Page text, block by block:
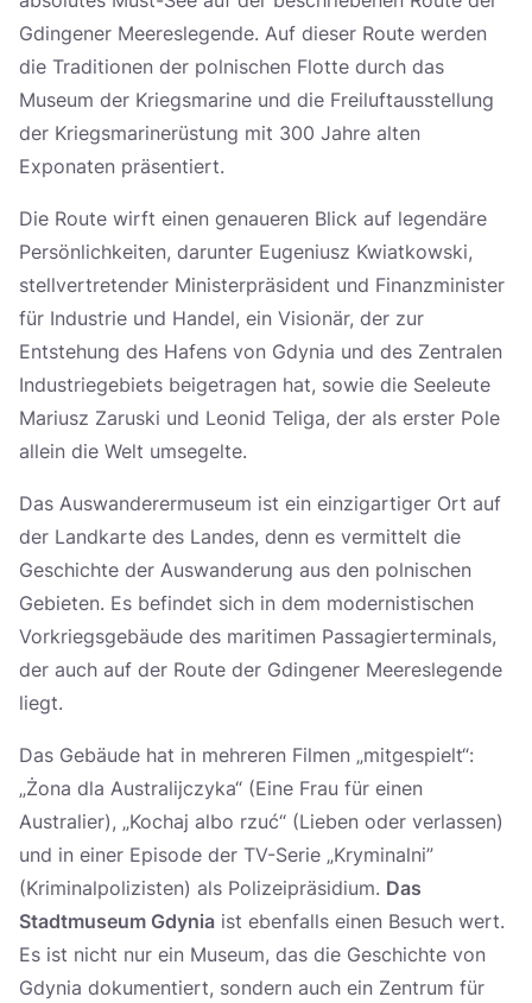
Gdingener Meereslegende. Auf dieser Route werden
die Traditionen der polnischen Flotte durch das
Museum der Kriegsmarine und die Freiluftausstellung
der Kriegsmarinerüstung mit 300 Jahre alten
Exponaten präsentiert.
Die Route wirft einen genaueren Blick auf legendäre
Persönlichkeiten, darunter Eugeniusz Kwiatkowski,
stellvertretender Ministerpräsident und Finanzminister
für Industrie und Handel, ein Visionär, der zur
Entstehung des Hafens von Gdynia und des Zentralen
Industriegebiets beigetragen hat, sowie die Seeleute
Mariusz Zaruski und Leonid Teliga, der als erster Pole
allein die Welt umsegelte.
Das Auswanderermuseum ist ein einzigartiger Ort auf
der Landkarte des Landes, denn es vermittelt die
Geschichte der Auswanderung aus den polnischen
Gebieten. Es befindet sich in dem modernistischen
Vorkriegsgebäude des maritimen Passagierterminals,
der auch auf der Route der Gdingener Meereslegende
liegt.
Das Gebäude hat in mehreren Filmen „mitgespielt“:
„Żona dla Australijczyka“ (Eine Frau für einen
Australier), „Kochaj albo rzuć“ (Lieben oder verlassen)
und in einer Episode der TV-Serie „Kryminalni”
(Kriminalpolizisten) als Polizeipräsidium. Das
Stadtmuseum Gdynia ist ebenfalls einen Besuch wert.
Es ist nicht nur ein Museum, das die Geschichte von
Gdynia dokumentiert, sondern auch ein Zentrum für